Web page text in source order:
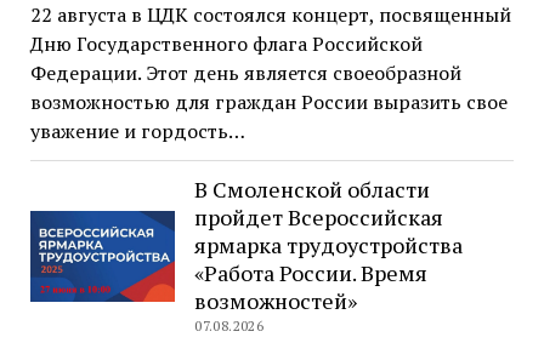
22 августа в ЦДК состоялся концерт, посвященный
Дню Государственного флага Российской
Федерации. Этот день является своеобразной
возможностью для граждан России выразить свое
уважение и гордость…
В Смоленской области
пройдет Всероссийская
ярмарка трудоустройства
«Работа России. Время
возможностей»
07.08.2026